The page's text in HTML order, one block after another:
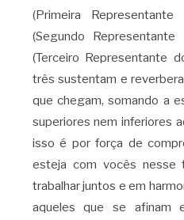
(Primeira
(Segundo
(Terceiro Representante
três sustentam e
que chegam, somando a
superiores nem inferiores
isso é por força de
esteja com vocês nesse
trabalhar juntos e em
aqueles que se afinam